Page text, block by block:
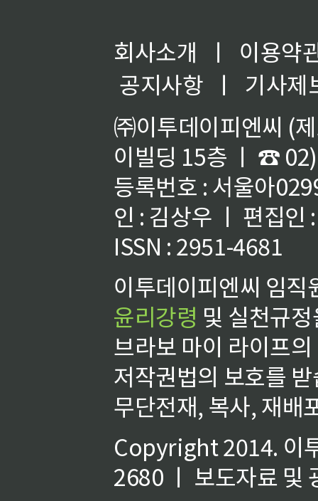
회사소개 ㅣ
이용약
공지사항
ㅣ
기사제
㈜이투데이피엔씨 (
이빌딩 15층 ㅣ ☎
등록번호 : 서울아
인 : 김상우 ㅣ 편집인
ISSN : 2951-4681
이투데이피엔씨 임
윤리강령 및 실천규
브라보 마이 라이프
저작권법의 보호를
무단전재, 복사, 재배
Copyright 2014. 이
2680 ㅣ 보도자료